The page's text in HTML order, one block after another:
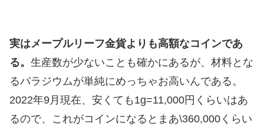
実はメープルリーフ金貨よりも高額なコインであ
る。 生産数が少ないことも確かにあるが、材料とな
るパラジウムが単純にめっちゃお高いんである。
2022年9月現在、安くても1g=11,000円くらいはあ
るので、これがコインになるとまあ\360,000くらい